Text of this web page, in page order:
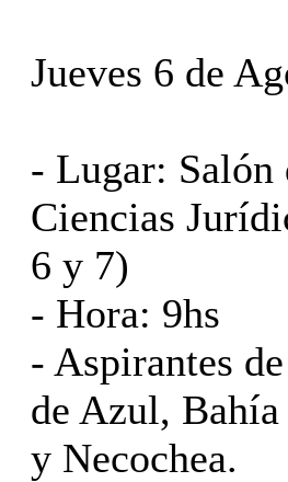
Jueves 6 de
- Lugar: Salón
Ciencias
6 y 7)
- Hora: 9hs
- Aspirantes
de Azul,
y Necochea.